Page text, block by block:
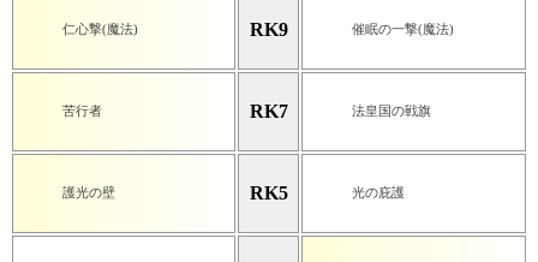
仁心撃(魔法) RK9 催眠の一撃(魔法)
苦行者 RK7 法皇国の戦旗
護光の壁 RK5 光の庇護